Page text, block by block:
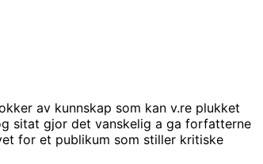
av kunnskap som kan v.re plukket
sitat gjor det vanskelig a ga forfatterne
for et publikum som stiller kritiske